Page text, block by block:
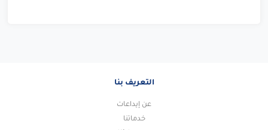
التعريف بنا
عن إيداعات
خدماتنا